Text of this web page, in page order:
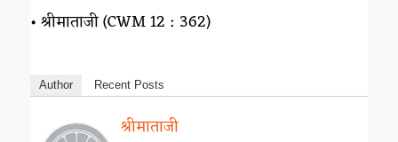
• श्रीमाताजी (CWM 12 : 362)
Author Recent Posts
श्रीमाताजी